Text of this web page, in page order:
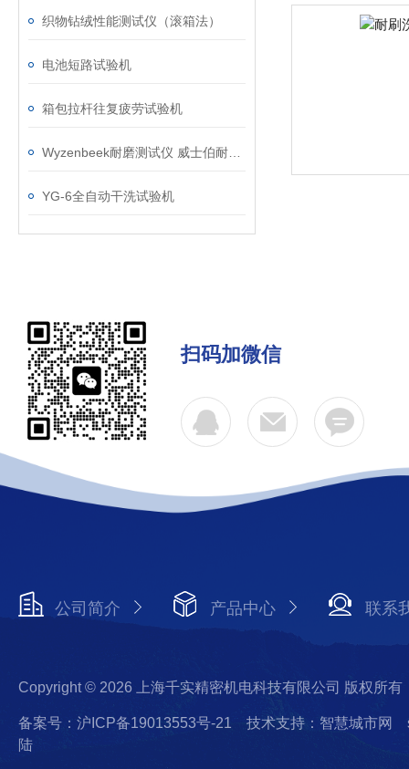
织物钻绒性能测试仪（滚箱法）
电池短路试验机
箱包拉杆往复疲劳试验机
YG-6全自动干洗试验机
扫码加微信
公司简介 产品中心 联系
Copyright © 2026 上海千实精密机电科技有限公司 版权所有
备案号：沪ICP备19013553号-21 技术支持：智慧城市网
陆